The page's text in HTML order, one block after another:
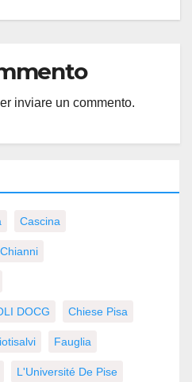
inviare un commento.
Cascina
Chianni
DOCG Chiese Pisa
Fauglia
L'Université De Pise